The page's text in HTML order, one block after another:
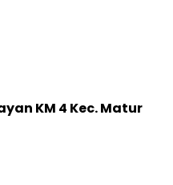
KM 4 Kec. Matur